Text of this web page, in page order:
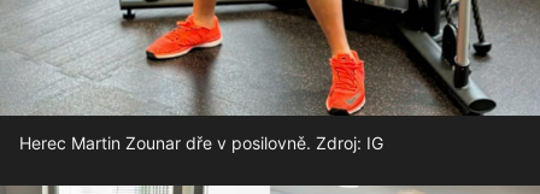
Herec Martin Zounar dře v posilovně. Zdroj: IG